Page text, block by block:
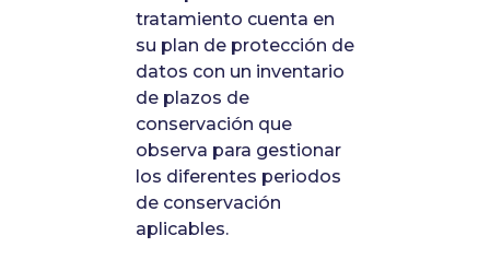
tratamiento cuenta en
su plan de protección de
datos con un inventario
de plazos de
conservación que
observa para gestionar
los diferentes periodos
de conservación
aplicables.